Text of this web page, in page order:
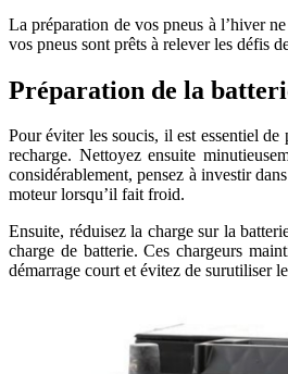
La préparation de vos pneus à l’hiver
vos pneus sont prêts à relever les défis
Préparation de la
Pour éviter les soucis, il est essentiel
recharge. Nettoyez ensuite
considérablement, pensez à investir
moteur lorsqu’il fait froid.
Ensuite, réduisez la charge sur la
charge de batterie. Ces chargeurs
démarrage court et évitez de surutiliser